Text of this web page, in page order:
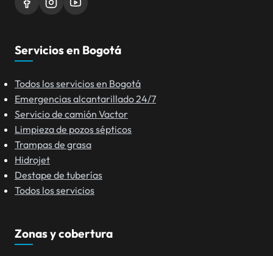
Servicios en Bogotá
Todos los servicios en Bogotá
Emergencias alcantarillado 24/7
Servicio de camión Vactor
Limpieza de pozos sépticos
Trampas de grasa
Hidrojet
Destape de tuberías
Todos los servicios
Zonas y cobertura